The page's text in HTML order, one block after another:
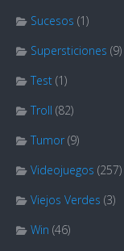
Sucesos (1)
Supersticiones (9)
Test (1)
Troll (82)
Tumor (9)
Videojuegos (257)
Viejos Verdes (3)
Win (46)